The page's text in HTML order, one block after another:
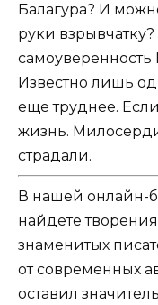
Балагура? И
руки
самоуверенность
Известно лишь
еще труднее.
жизнь.
страдали.
В нашей онлайн-
найдете
знаменитых
от современных
оставил